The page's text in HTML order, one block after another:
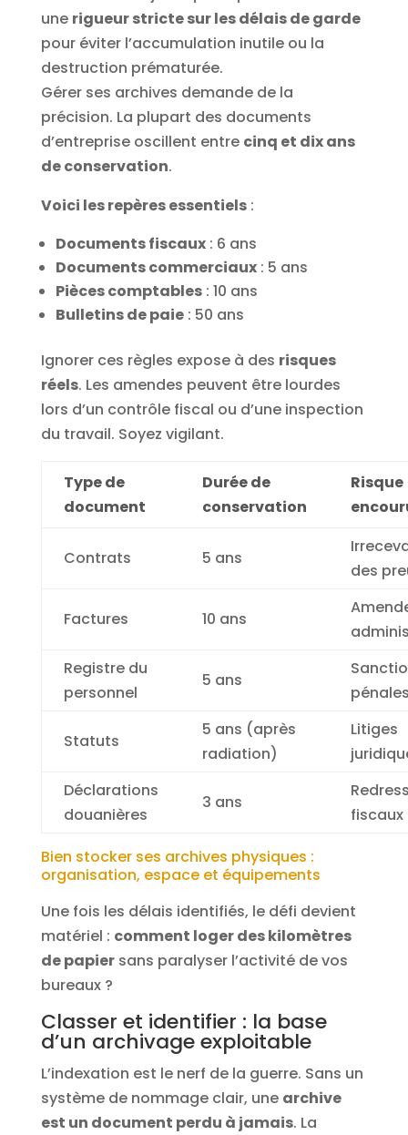
une rigueur stricte sur les délais de garde
pour éviter l’accumulation inutile ou la
destruction prématurée.
Gérer ses archives demande de la
précision. La plupart des documents
d’entreprise oscillent entre cinq et dix ans
de conservation.
Voici les repères essentiels:
Documents fiscaux: 6 ans
Documents commerciaux: 5 ans
Pièces comptables: 10 ans
Bulletins de paie: 50 ans
Ignorer ces règles expose à des risques
réels. Les amendes peuvent être lourdes
lors d’un contrôle fiscal ou d’une inspection
du travail. Soyez vigilant.
Type de
document
Durée de
conservation
Risque
Contrats 5 ans
des
Factures 10 ans
Registre du
personnel
5 ans
Statuts
5 ans (après
radiation)
Litiges
Déclarations
douanières
3 ans
fiscaux
Bien stocker ses archives physiques :
organisation, espace et équipements
Une fois les délais identifiés, le défi devient
matériel : comment loger des kilomètres
de papiersans paralyser l’activité de vos
bureaux ?
Classer et identifier : la base
d’un archivage exploitable
L’indexation est le nerf de la guerre. Sans un
système de nommage clair, une archive
est un document perdu à jamais. La